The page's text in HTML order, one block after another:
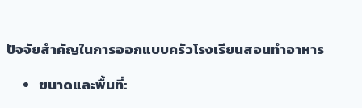
ปัจจัยสำคัญในการออกแบบครัวโรงเรียนสอนทำอาหาร
ขนาดและพื้นที่: